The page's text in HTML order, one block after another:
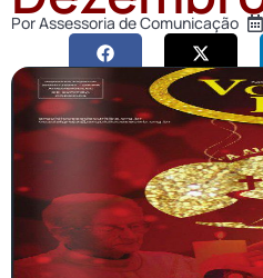
PorAssessoria de Comunicação